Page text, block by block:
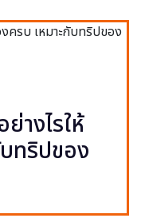
างไรให้
ทริปของ